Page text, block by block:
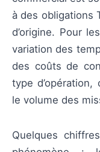
à des obligations
d’origine. Pour
variation des
des coûts de
type
le volume des
Quelques